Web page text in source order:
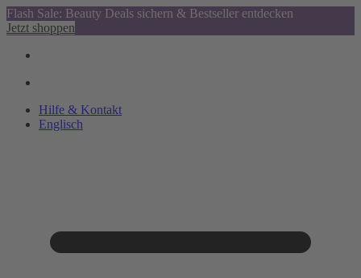
Flash Sale: Beauty Deals sichern & Bestseller entdecken
Jetzt shoppen
Hilfe & Kontakt
Englisch